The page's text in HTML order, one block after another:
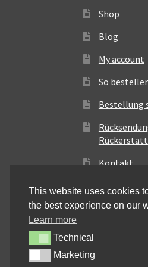
Shop
Blog
My account
So
Bestellung
Kontakt
This website uses cookies
the best experience on our
Learn more
TechnicalTechnical
MarketingMarketing